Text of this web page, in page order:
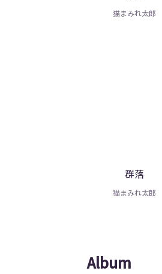
猫まみれ太郎
群落
猫まみれ太郎
Album